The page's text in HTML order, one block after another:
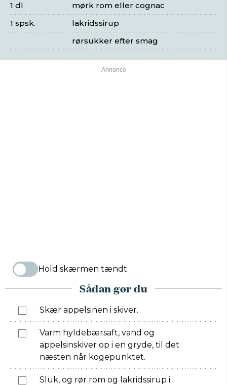
mørk rom eller cognac
1 dl
lakridssirup
1 spsk.
rørsukker efter smag
Hold skærmen tændt
Sådan gør du
Skær appelsinen i skiver.
Varm hyldebærsaft, vand og
appelsinskiver op i en gryde, til det
næsten når kogepunktet.
Sluk, og rør rom og lakridssirup i.